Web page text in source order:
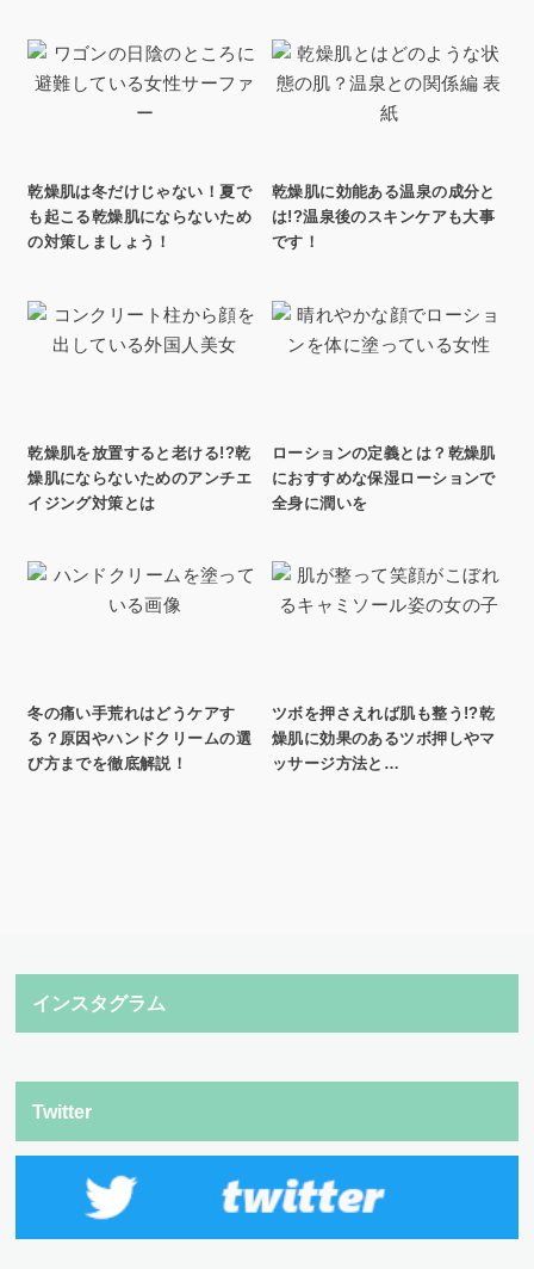
乾燥肌は冬だけじゃない！夏で
も起こる乾燥肌にならないため
の対策しましょう！
乾燥肌に効能ある温泉の成分と
は!?温泉後のスキンケアも大事
です！
乾燥肌を放置すると老ける!?乾
燥肌にならないためのアンチエ
イジング対策とは
ローションの定義とは？乾燥肌
におすすめな保湿ローションで
全身に潤いを
冬の痛い手荒れはどうケアす
る？原因やハンドクリームの選
び方までを徹底解説！
ツボを押さえれば肌も整う!?乾
燥肌に効果のあるツボ押しやマ
ッサージ方法と…
インスタグラム
Twitter